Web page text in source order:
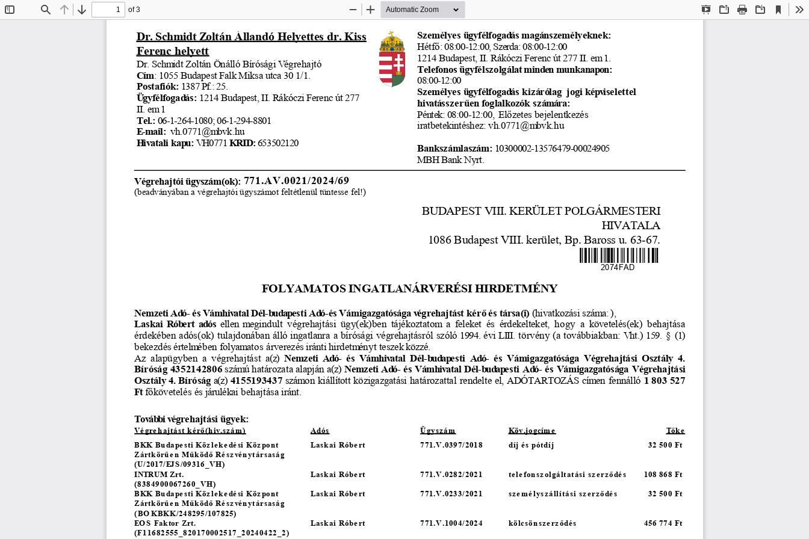
Find Previous
Next
of 3
Presentation
OpenPrint Download
Current
View
Zoom
Zoom
Dr. Schmidt Zoltán Állandó Helyettes dr. Kiss
Ferenc helyett
Dr. Schmidt Zoltán Önálló Bírósági Végrehajtó
Cím: 1055 Budapest Falk Miksa utca 30 1/1.
Postafiók: 1387 Pf.: 25.
Ügyfélfogadás: 1214 Budapest, II. Rákóczi Ferenc út 277
II. em 1
Tel.: 06-1-264-1080; 06-1-294-8801
E-mail:
  vh.0771@m
bvk.hu
Hivatali kapu: VH0771 KRID: 653502120
Személyes ügyfélfogadás magánszemélyeknek:
Hétfő: 08:00-12:00, Szerda: 08:00-12:00
1214 Budapest, II. Rákóczi Ferenc út 277 II. em 1.
Telefonos ügyfélszolgálat minden munkanapon:
08:00-12:00
Személyes ügyfélfogadás kizárólag  jogi képviselettel
hivatásszerűen foglalkozók számára:
Péntek: 08:00-12:00,  Előzetes bejelentkezés
iratbetekintéshez: vh.0771@mbvk.hu
Bankszámlaszám: 10300002-13576479-00024905
MBH Bank Nyrt.
Végrehajtói ügyszám(ok): 771.AV.0021/2024/69
(beadványában a végrehajtói ügyszámot feltétlenül tüntesse fel!)
BUDAPEST VIII. KERÜLET POLGÁRMESTERI
HIVATALA
1086 Budapest VIII. kerület, Bp. Baross u. 63-67.
2074FAD
FOLYAMATOS INGATLANÁRVERÉSI HIRDETMÉNY
Nemzeti Adó- és Vámhivatal Dél-budapesti Adó-és Vámigazgatósága végrehajtást kérő és társa(i) (hivatkozási száma: ),
Laskai Róbert adós ellen megindult végrehajtási ügy(ek)ben tájékoztatom a  feleket és érdekelteket, hogy a  követelés(ek) behajtása
érdekében adós(ok) tulajdonában álló ingatlanra a bírósági végrehajtásról szóló 1994. évi LIII. törvény (a továbbiakban: Vht.) 159. §  (1)
bekezdés értelmében folyamatos árverezés iránti hirdetményt teszek közzé.
Az alapügyben a  végrehajtást a(z) Nemzeti Adó-  és Vámhivatal Dél-budapesti Adó-  és Vámigazgatósága Végrehajtási Osztály 4.
Bíróság 4352142806 számú határozata alapján a(z) Nemzeti Adó- és Vámhivatal Dél-budapesti Adó- és Vámigazgatósága Végrehajtási
Osztály 4. Bíróság a(z) 4155193437 számon kiállított közigazgatási határozattal rendelte el, ADÓTARTOZÁS címen fennálló 1 803 527
Ft főkövetelés és járulékai behajtása iránt.
További végrehajtási ügyek:
Végrehajtást kérő(hiv.szám) Adós Ügyszám Köv.jogcím e Tőke
BKK Budapesti Közlekedési Központ
Zártkörűen Műk ödő Részvén ytársaság
(U/2017/EJS/09316_VH)
Laskai Róbert 771.V.0397/2018 díj és pótdíj 32 500 Ft
INTRUM Zrt.
(8384900067260_VH)
Laskai Róbert 771.V.0282/2021 te lefonszolgáltatási szerződés 108 868 Ft
BKK Budapesti Közlekedési Központ
Zártkörűen Műk ödő Részvén ytársaság
(BO KBKK/248295/107825)
Laskai Róbert 771.V.0233/2021 személyszállítási szerződés 32 500 Ft
EO S  Faktor Zrt.
(F11682555_820170002517_20240422_2)
Laskai Róbert 771.V.1004/2024 k ölcsönszerződés 456 774 Ft